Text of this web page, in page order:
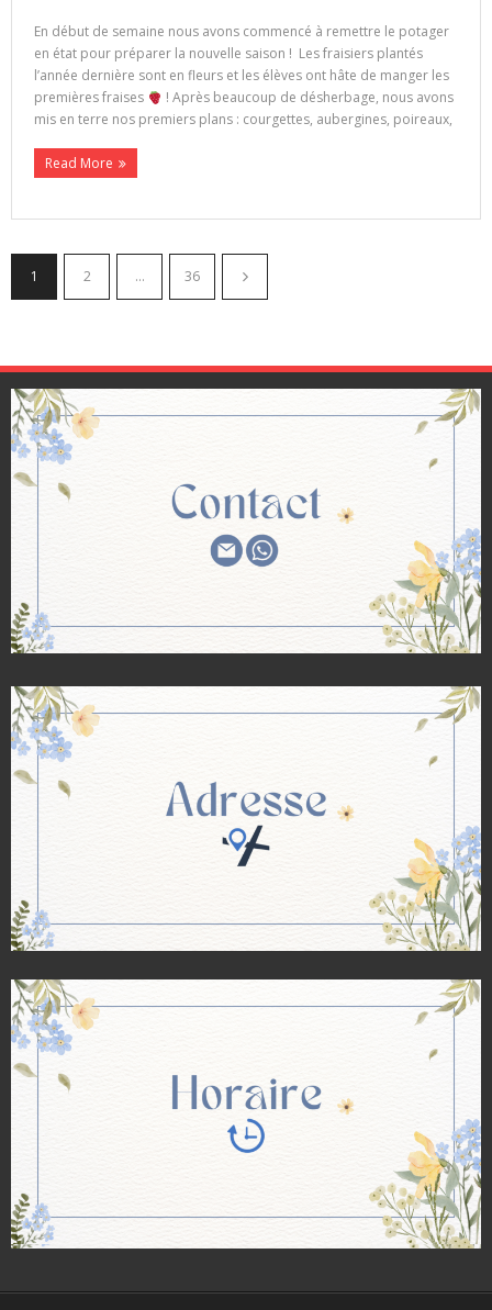
En début de semaine nous avons commencé à remettre le potager
en état pour préparer la nouvelle saison ! Les fraisiers plantés
l’année dernière sont en fleurs et les élèves ont hâte de manger les
premières fraises
! Après beaucoup de désherbage, nous avons
mis en terre nos premiers plans : courgettes, aubergines, poireaux,
Read More
1 2 … 36